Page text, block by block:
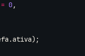
= 0 ,
.ativa);